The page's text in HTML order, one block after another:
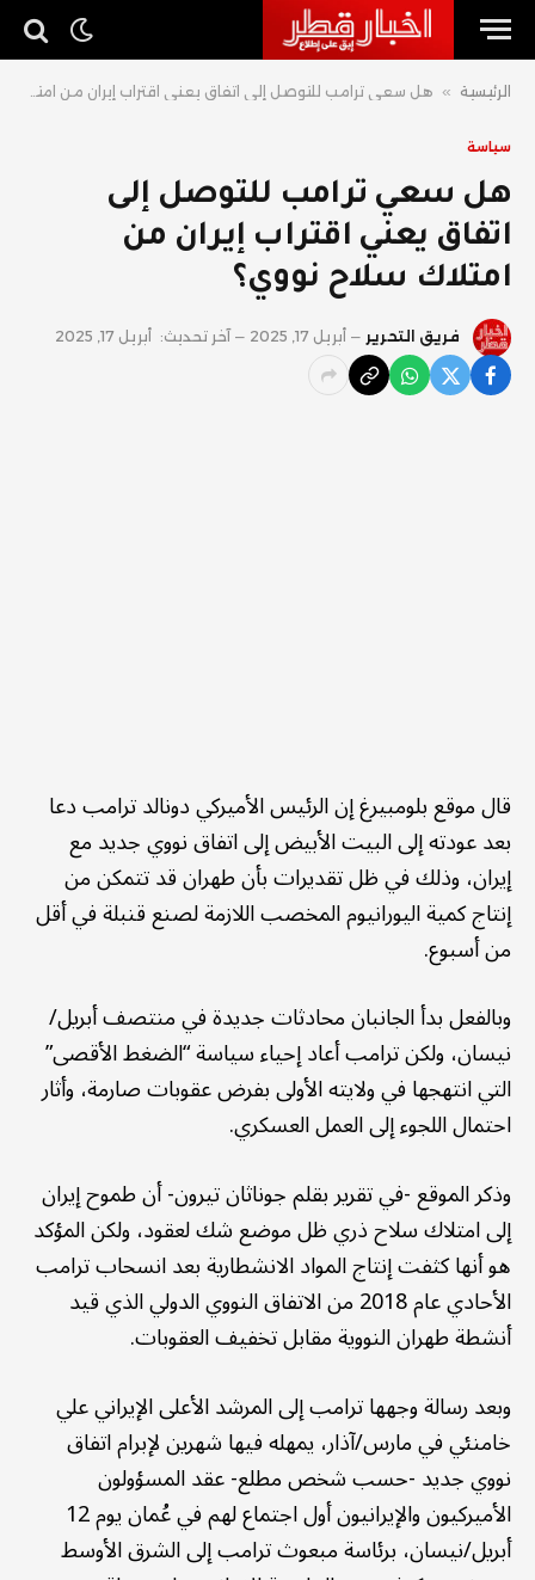
الرئيسية » هل سعي ترامب للتوصل إلى اتفاق يعني اقتراب إيران من امتلاك سلاح نووي؟
سياسة
هل سعي ترامب للتوصل إلى
اتفاق يعني اقتراب إيران من
امتلاك سلاح نووي؟
فريق التحرير أبريل 17, 2025 آخر تحديث: أبريل 17, 2025
قال موقع بلومبيرغ إن الرئيس الأميركي دونالد ترامب دعا
بعد عودته إلى البيت الأبيض إلى اتفاق نووي جديد مع
إيران، وذلك في ظل تقديرات بأن طهران قد تتمكن من
إنتاج كمية اليورانيوم المخصب اللازمة لصنع قنبلة في أقل
من أسبوع.
وبالفعل بدأ الجانبان محادثات جديدة في منتصف أبريل/
نيسان، ولكن ترامب أعاد إحياء سياسة “الضغط الأقصى”
التي انتهجها في ولايته الأولى بفرض عقوبات صارمة، وأثار
احتمال اللجوء إلى العمل العسكري.
وذكر الموقع -في تقرير بقلم جوناثان تيرون- أن طموح إيران
إلى امتلاك سلاح ذري ظل موضع شك لعقود، ولكن المؤكد
هو أنها كثفت إنتاج المواد الانشطارية بعد انسحاب ترامب
الأحادي عام 2018 من الاتفاق النووي الدولي الذي قيد
أنشطة طهران النووية مقابل تخفيف العقوبات.
وبعد رسالة وجهها ترامب إلى المرشد الأعلى الإيراني علي
خامنئي في مارس/آذار، يمهله فيها شهرين لإبرام اتفاق
نووي جديد -حسب شخص مطلع- عقد المسؤولون
الأميركيون والإيرانيون أول اجتماع لهم في عُمان يوم 12
أبريل/نيسان، برئاسة مبعوث ترامب إلى الشرق الأوسط